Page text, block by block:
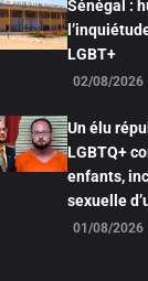
Sénégal :
LGBT+
02/08/2026
Un élu
LGBTQ+
enfants,
sexuelle
01/08/2026